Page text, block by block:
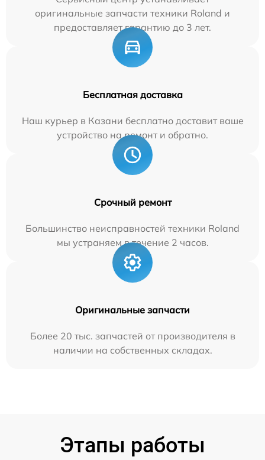
оригинальные запчасти техники Roland и
предоставляет гарантию до 3 лет.
Бесплатная доставка
Наш курьер в Казани бесплатно доставит ваше
устройство на ремонт и обратно.
Срочный ремонт
Большинство неисправностей техники Roland
мы устраняем в течение 2 часов.
Оригинальные запчасти
Более 20 тыс. запчастей от производителя в
наличии на собственных складах.
Этапы работы